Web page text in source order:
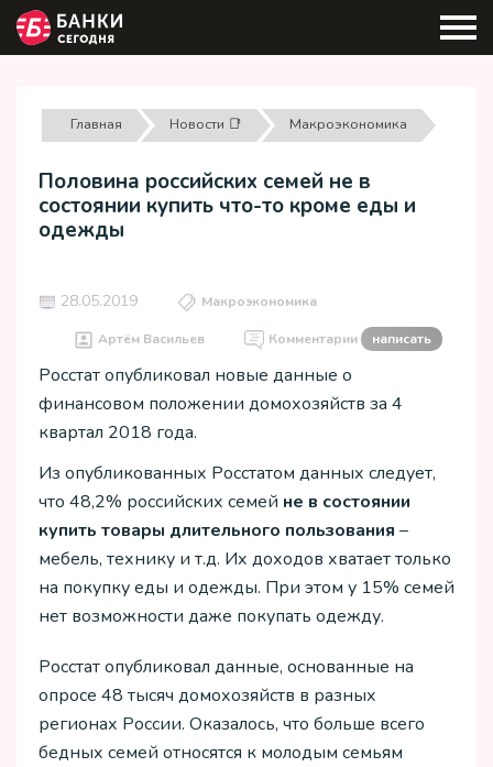
Главная Новости 📑 Макроэкономика
Половина российских семей не в
состоянии купить что-то кроме еды и
одежды
28.05.2019 Макроэкономика
Артём Васильев Комментарии написать
Росстат опубликовал новые данные о
финансовом положении домохозяйств за 4
квартал 2018 года.
Из опубликованных Росстатом данных следует,
что 48,2% российских семей не в состоянии
купить товары длительного пользования –
мебель, технику и т.д. Их доходов хватает только
на покупку еды и одежды. При этом у 15% семей
нет возможности даже покупать одежду.
Росстат опубликовал данные, основанные на
опросе 48 тысяч домохозяйств в разных
регионах России. Оказалось, что больше всего
бедных семей относятся к молодым семьям